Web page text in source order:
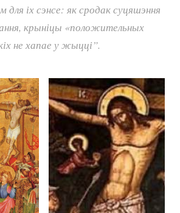
для іх сэнсе: як сродак суцяшэння
крыніцы «положительных
не хапае у жыцці”.